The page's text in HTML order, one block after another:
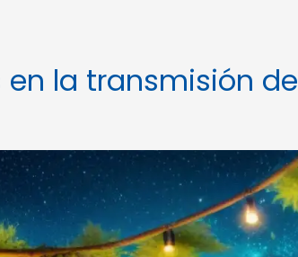
en la transmisión de